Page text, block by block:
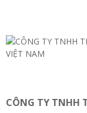
CÔNG TY TNHH